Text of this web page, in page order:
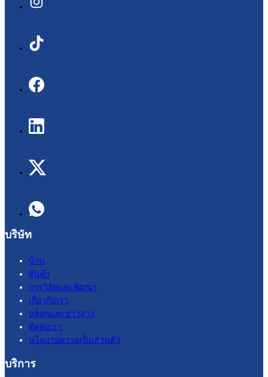
บริษัท
บ้าน
สินค้า
การวิจัยและพัฒนา
เกี่ยวกับเรา
บล็อกและข่าวสาร
ติดต่อเรา
นโยบายความเป็นส่วนตัว
บริการ